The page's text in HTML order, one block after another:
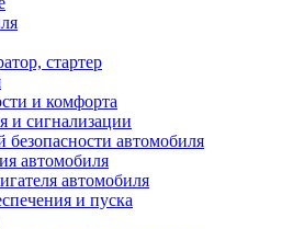
стартер
и комфорта
и сигнализации
автомобиля
автомобиля
автомобиля
и пуска